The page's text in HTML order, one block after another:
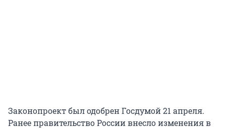
Законопроект был одобрен Госдумой 21 апреля.
Ранее правительство России внесло изменения в